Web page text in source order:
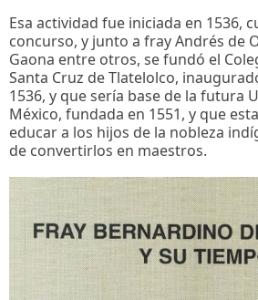
Esa actividad fue iniciada en 1536,
concurso, y junto a fray Andrés de
Gaona entre otros, se fundó el
Santa Cruz de Tlatelolco,
1536, y que sería base de la futura
México, fundada en 1551, y que
educar a los hijos de la nobleza
de convertirlos en maestros.